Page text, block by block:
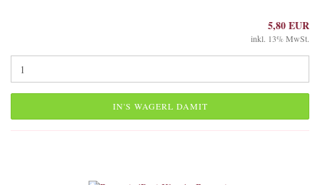
5,80 EUR
inkl. 13% MwSt.
IN'S WAGERL DAMIT